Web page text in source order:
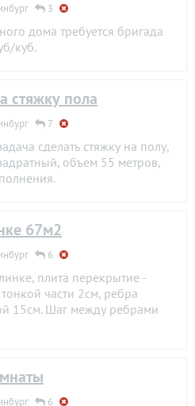
3
дома требуется бригада
куб.
стяжку пола
7
сделать стяжку на полу,
объем 55 метров,
67м2
6
плита перекрытие -
части 2см, ребра
15см. Шаг между ребрами
6